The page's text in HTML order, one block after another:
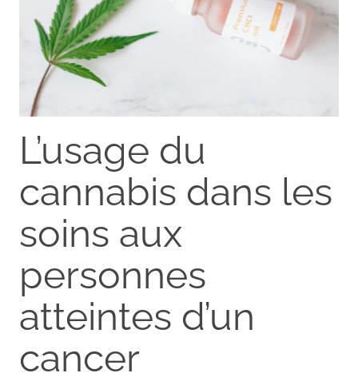
L’usage du
cannabis dans les
soins aux
personnes
atteintes d’un
cancer